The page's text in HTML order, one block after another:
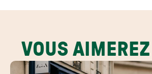
VOUS AIMEREZ